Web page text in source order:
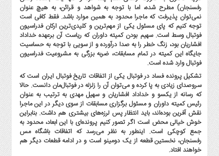
و
صنایع
غذایی
سیاسی
و
بین
الملل
نگاه
روز
گوناگون
رفسنجان) مطرح شده، اما با توجه به شواهد و قرائن، به هیچ عنوان
نمی‌توان پذیرفت که ماجرا محدود به همین موارد باشد. فقط کافی است
توجه کنیم که پای مسئول یکی از مهم‌ترین و کلیدی‌ترین ارکان فدراسیون
فوتبال وسط است. سهیم بودن کمیته داوران که ریاست آن برعهده خداداد
افشاریان بود، زنگ خطر را به صدا درآورده و از سویی با توجه به حساسیت
جایگاه این کمیته در تمام مسابقات، ضربه بزرگی به مشروعیت فدراسیون
فوتبال وارد شده است.
تشکیل پرونده فساد در فوتبال یکی از اتفاقات تاریخ فوتبال ایران است که
سروصدای زیادی به پا کرده و می‌توان آن را زلزله در فوتبال‌مان دانست. حالا
که رسانه از یکسو و خداداد افشاریان و سهیل مهدی به ترتیب به عنوان
رئیس کمیته داوران و مسئول برگزاری مسابقات از سوی دیگر در این ماجرا
نقش آفرین بوده‌اند، باید انتظار پس لرزه‌های بیشتری هم داشت. بنابراین
خوش خیالی محض است اگر تصور کنیم پرونده‌ای با این ابعاد، محدود به
جمع کوچکی است. اینطور به نظر می‌رسد که اتفاقات باشگاه مس
رفسنجان، نخستین قطعه از یک دومینو است و در ادامه قطعات دیگر هم
خواهند افتاد.